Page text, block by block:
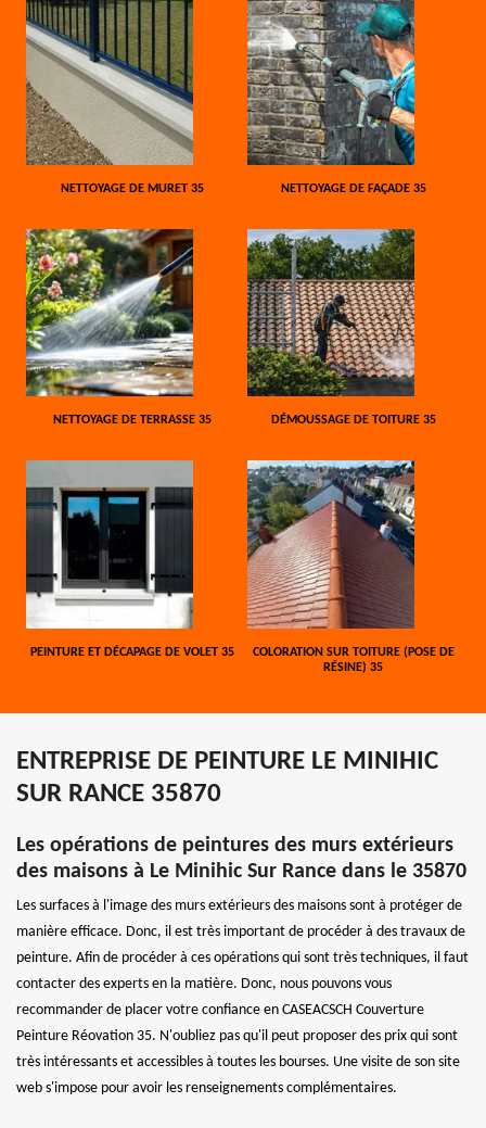
NETTOYAGE DE MURET 35 NETTOYAGE DE FAÇADE 35
NETTOYAGE DE TERRASSE 35 DÉMOUSSAGE DE TOITURE 35
PEINTURE ET DÉCAPAGE DE VOLET 35
COLORATION SUR TOITURE (POSE DE
RÉSINE) 35
ENTREPRISE DE PEINTURE LE MINIHIC
SUR RANCE 35870
Les opérations de peintures des murs extérieurs
des maisons à Le Minihic Sur Rance dans le 35870
Les surfaces à l'image des murs extérieurs des maisons sont à protéger de
manière efficace. Donc, il est très important de procéder à des travaux de
peinture. Afin de procéder à ces opérations qui sont très techniques, il faut
contacter des experts en la matière. Donc, nous pouvons vous
recommander de placer votre confiance en CASEACSCH Couverture
Peinture Réovation 35. N'oubliez pas qu'il peut proposer des prix qui sont
très intéressants et accessibles à toutes les bourses. Une visite de son site
web s'impose pour avoir les renseignements complémentaires.